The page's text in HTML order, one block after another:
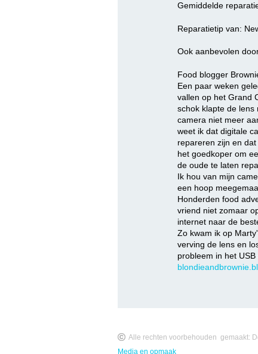
Gemiddelde
Reparatietip van:
Ook aanbevolen
Food blogger
Een paar weken
vallen op het Grand
schok klapte de
camera niet meer
weet ik dat digitale
repareren zijn en
het goedkoper om
de oude te laten
Ik hou van mijn
een hoop
Honderden food
vriend niet zomaar
internet naar de
Zo kwam ik op
verving de lens en
probleem in het USB
Alle rechten voorbehouden gemaakt:
Media en opmaak